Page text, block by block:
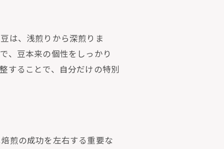
は、浅煎りから深煎りま
、豆本来の個性をしっかり
することで、自分だけの特別
煎の成功を左右する重要な